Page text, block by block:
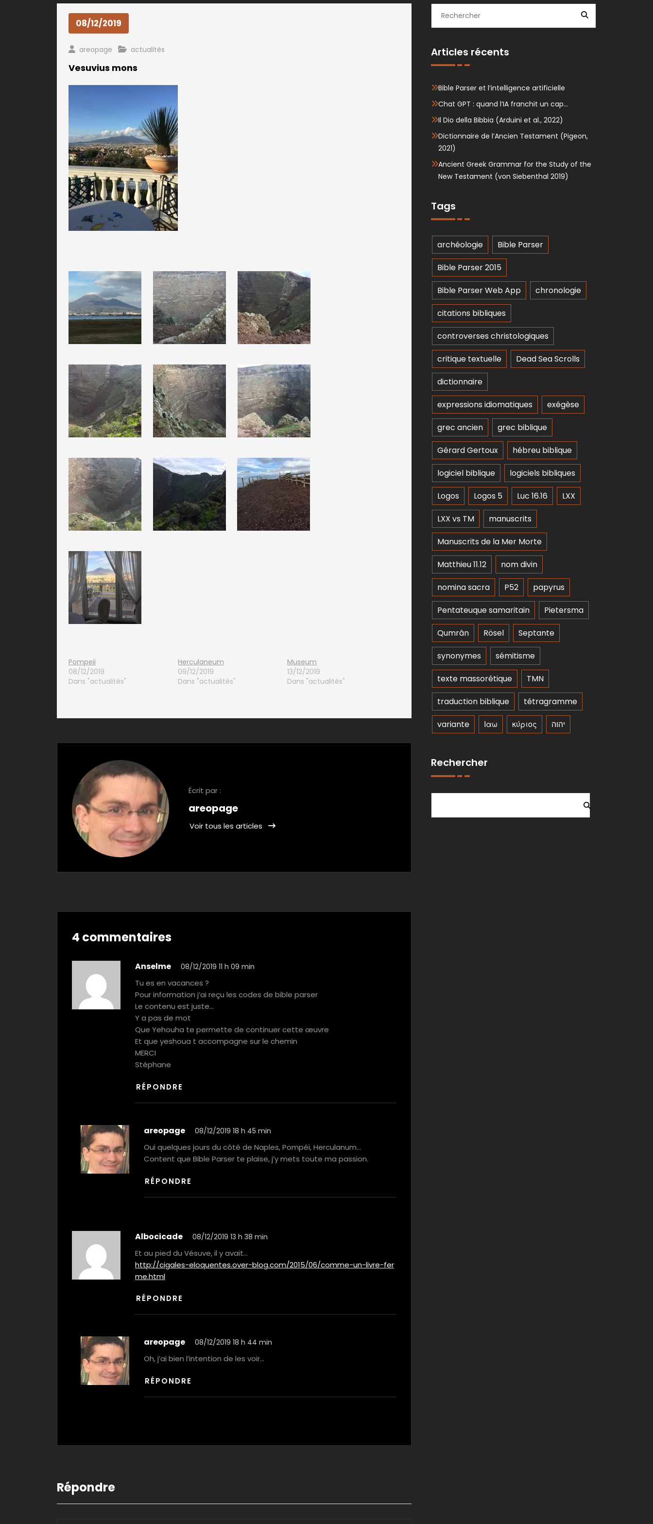
08/12/2019
areopage actualités
Vesuvius mons
Pompeii
08/12/2019
Dans "actualités"
Herculaneum
09/12/2019
Dans "actualités"
Museum
13/12/2019
Dans "actualités"
Écrit par :
areopage
Voir tous les articles
4 commentaires
Anselme 08/12/2019 11 h 09 min
Tu es en vacances ?
Pour information j’ai reçu les codes de bible parser
Le contenu est juste…
Y a pas de mot
Que Yehouha te permette de continuer cette œuvre
Et que yeshoua t accompagne sur le chemin
MERCI
Stéphane
RÉPONDRE
areopage 08/12/2019 18 h 45 min
Oui quelques jours du côté de Naples, Pompéi, Herculanum…
Content que Bible Parser te plaise, j’y mets toute ma passion.
RÉPONDRE
Albocicade 08/12/2019 13 h 38 min
Et au pied du Vésuve, il y avait…
http://cigales-eloquentes.over-blog.com/2015/06/comme-un-livre-fer
me.html
RÉPONDRE
areopage 08/12/2019 18 h 44 min
Oh, j’ai bien l’intention de les voir…
RÉPONDRE
Répondre
Articles récents
Bible Parser et l’intelligence artificielle
Chat GPT : quand l’IA franchit un cap…
Il Dio della Bibbia (Arduini et al., 2022)
Dictionnaire de l’Ancien Testament (Pigeon,
2021)
Ancient Greek Grammar for the Study of the
New Testament (von Siebenthal 2019)
Tags
archéologie Bible Parser
Bible Parser 2015
Bible Parser Web App chronologie
citations bibliques
controverses christologiques
critique textuelle Dead Sea Scrolls
dictionnaire
expressions idiomatiques exégèse
grec ancien grec biblique
Gérard Gertoux hébreu biblique
logiciel biblique logiciels bibliques
Logos Logos 5 Luc 16.16 LXX
LXX vs TM manuscrits
Manuscrits de la Mer Morte
Matthieu 11.12 nom divin
nomina sacra P52 papyrus
Pentateuque samaritain Pietersma
Qumrân Rösel Septante
synonymes sémitisme
texte massorétique TMN
traduction biblique tétragramme
variante Ιαω κύριος יהוה
Rechercher